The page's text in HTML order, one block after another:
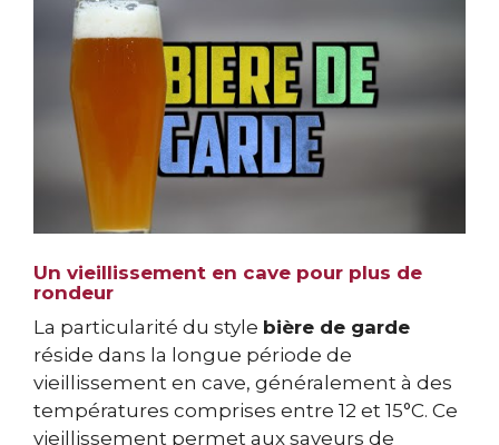
Un vieillissement en cave pour plus de
rondeur
La particularité du style bière de garde
réside dans la longue période de
vieillissement en cave, généralement à des
températures comprises entre 12 et 15°C. Ce
vieillissement permet aux saveurs de